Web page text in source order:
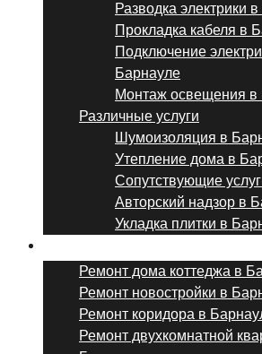
Разводка электрики
Прокладка кабеля в
Подключение
Барнауле
Монтаж освещения в
Различные услуги
Шумоизоляция в
Утепление дома в
Сопутствующие
Авторский надзор в
Укладка плитки в
Ремонт дома коттеджа в
Ремонт новостройки в
Ремонт коридора в
Ремонт двухкомнатной